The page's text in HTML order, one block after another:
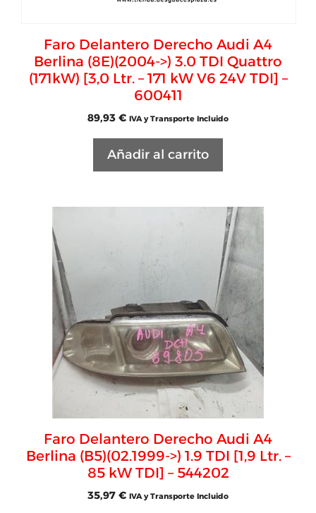
Faro Delantero Derecho Audi A4
Berlina (8E)(2004->) 3.0 TDI Quattro
(171kW) [3,0 Ltr. – 171 kW V6 24V TDI] –
600411
89,93 € IVA y Transporte Incluido
Añadir al carrito
Faro Delantero Derecho Audi A4
Berlina (B5)(02.1999->) 1.9 TDI [1,9 Ltr. –
85 kW TDI] – 544202
35,97 € IVA y Transporte Incluido